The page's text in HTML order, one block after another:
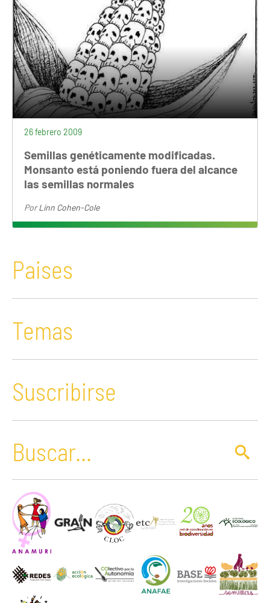
26 febrero 2009
Semillas genéticamente modificadas.
Monsanto está poniendo fuera del alcance
las semillas normales
PorLinn Cohen-Cole
Paises
Temas
Suscribirse